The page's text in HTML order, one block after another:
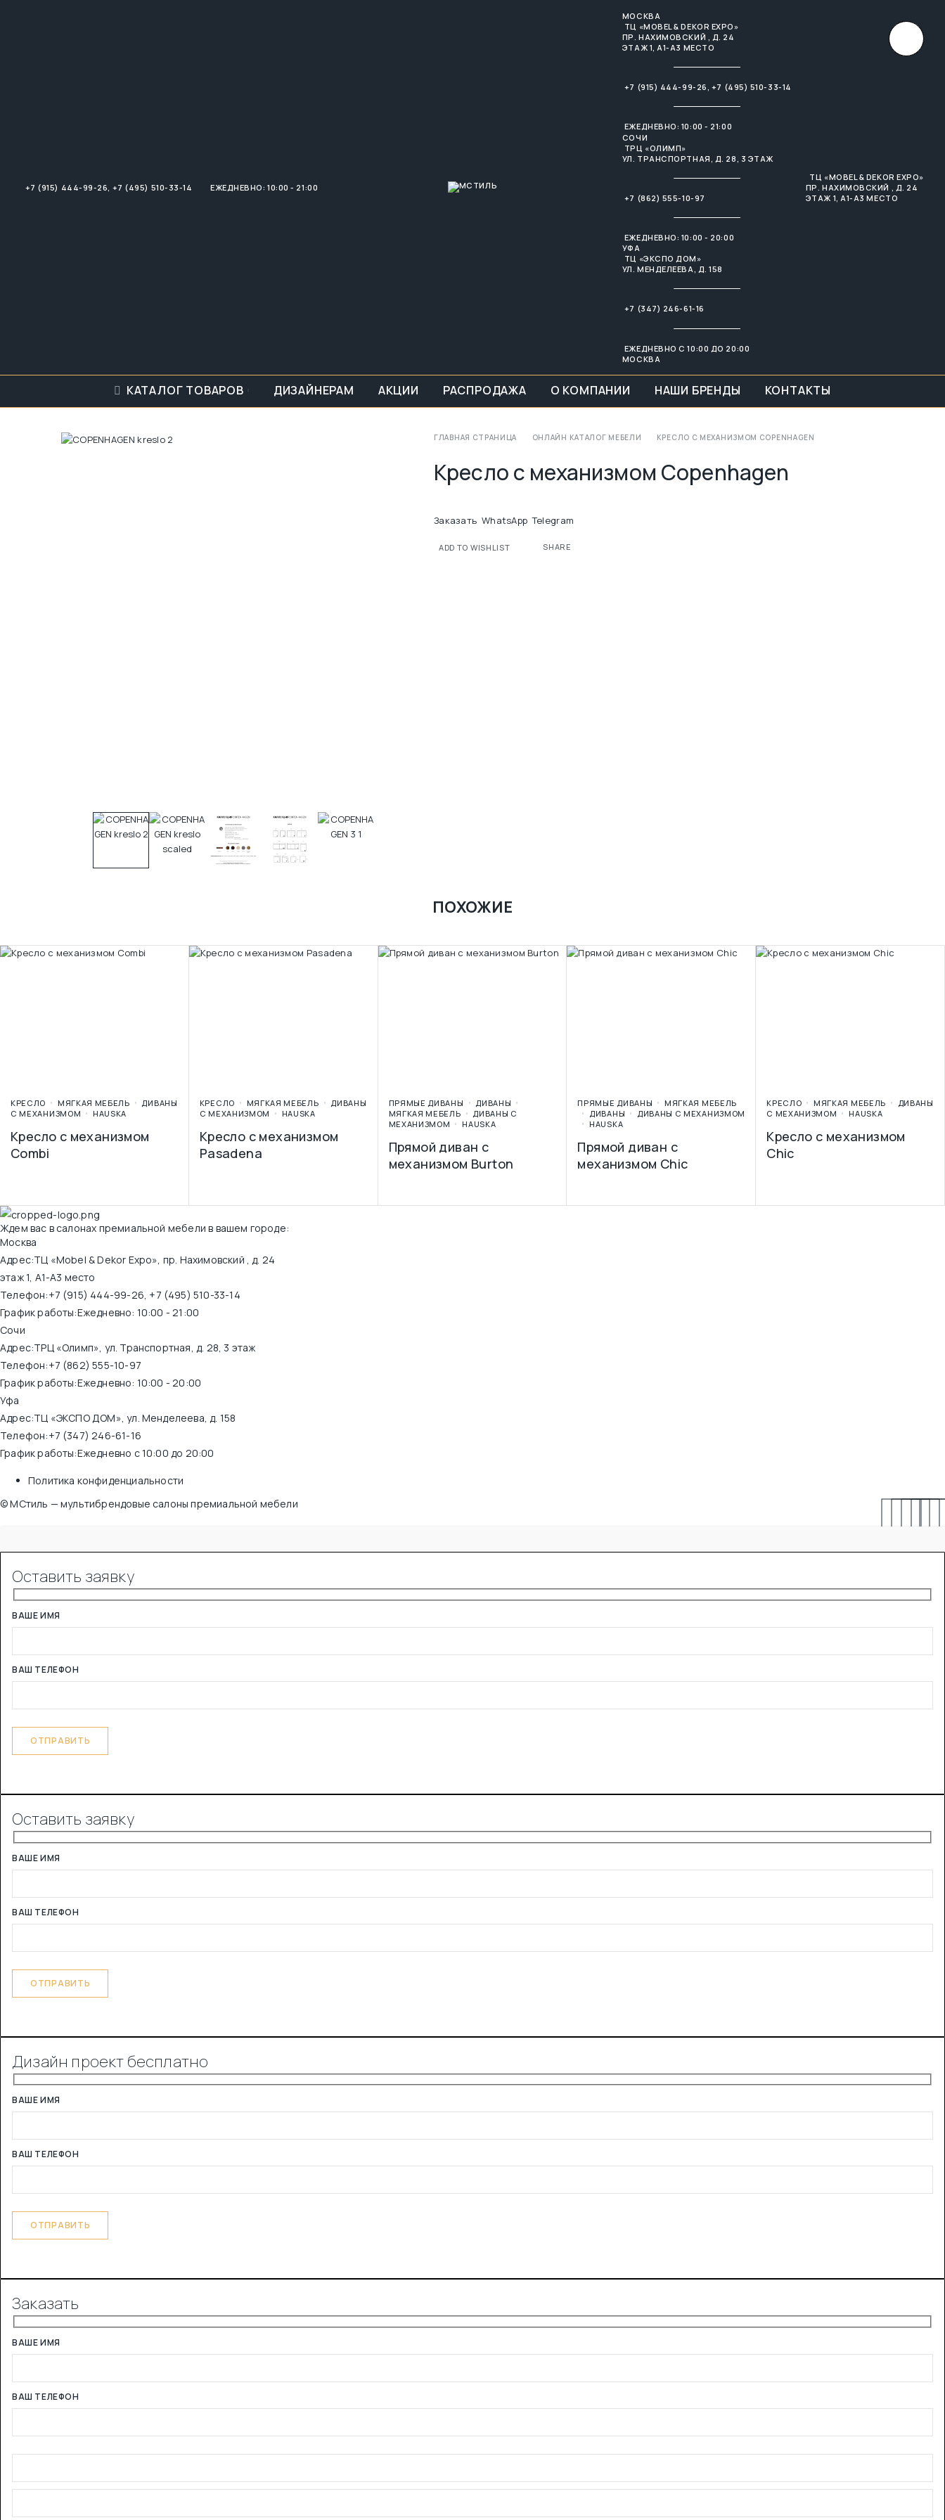
+7 (915) 444-99-26 +7 (495) 510-33-14 ЕЖЕДНЕВНО: 10:00 - 21:00
МОСКВА
ТЦ «MOBEL & DEKOR EXPO»
ПР. НАХИМОВСКИЙ , Д. 24
ЭТАЖ 1, А1-А3 МЕСТО
+7 (915) 444-99-26, +7 (495) 510-33-14
ЕЖЕДНЕВНО: 10:00 - 21:00
СОЧИ
ТРЦ «ОЛИМП»
УЛ. ТРАНСПОРТНАЯ, Д. 28, 3 ЭТАЖ
+7 (862) 555-10-97
ЕЖЕДНЕВНО: 10:00 - 20:00
УФА
ТЦ «ЭКСПО ДОМ»
УЛ. МЕНДЕЛЕЕВА, Д. 158
+7 (347) 246-61-16
ЕЖЕДНЕВНО С 10:00 ДО 20:00
МОСКВА
ТЦ «MOBEL & DEKOR EXPO»
ПР. НАХИМОВСКИЙ , Д. 24
ЭТАЖ 1, А1-А3 МЕСТО
КАТАЛОГ ТОВАРОВ ДИЗАЙНЕРАМ АКЦИИ РАСПРОДАЖА О КОМПАНИИ НАШИ БРЕНДЫ КОНТАКТЫ
ГЛАВНАЯ СТРАНИЦА ОНЛАЙН КАТАЛОГ МЕБЕЛИ КРЕСЛО С МЕХАНИЗМОМ COPENHAGEN
Кресло с механизмом Copenhagen
Заказать WhatsApp Telegram
ADD TO WISHLIST SHARE
ПОХОЖИЕ
КРЕСЛО МЯГКАЯ МЕБЕЛЬ
ДИВАНЫ
С МЕХАНИЗМОМ
HAUSKA
Кресло с механизмом
Combi
КРЕСЛО МЯГКАЯ МЕБЕЛЬ
ДИВАНЫ
С МЕХАНИЗМОМ
HAUSKA
Кресло с механизмом
Pasadena
ПРЯМЫЕ ДИВАНЫ
ДИВАНЫ
МЯГКАЯ МЕБЕЛЬ
ДИВАНЫ С
МЕХАНИЗМОМ
HAUSKA
Прямой диван с
механизмом Burton
ПРЯМЫЕ ДИВАНЫ
МЯГКАЯ МЕБЕЛЬ
ДИВАНЫ
ДИВАНЫ С МЕХАНИЗМОМ
HAUSKA
Прямой диван с
механизмом Chic
КРЕСЛО МЯГКАЯ МЕБЕЛЬ
ДИВАНЫ
С МЕХАНИЗМОМ
HAUSKA
Кресло с механизмом
Chic
Ждем вас в салонах премиальной мебели в вашем городе:
Москва
Адрес:ТЦ «Mobel & Dekor Expo», пр. Нахимовский , д. 24
этаж 1, А1-А3 место
Телефон:+7 (915) 444-99-26, +7 (495) 510-33-14
График работы:Ежедневно: 10:00 - 21:00
Сочи
Адрес:ТРЦ «Олимп», ул. Транспортная, д. 28, 3 этаж
Телефон:+7 (862) 555-10-97
График работы:Ежедневно: 10:00 - 20:00
Уфа
Адрес:ТЦ «ЭКСПО ДОМ», ул. Менделеева, д. 158
Телефон:+7 (347) 246-61-16
График работы:Ежедневно с 10:00 до 20:00
Политика конфиденциальности
© МСтиль — мультибрендовые салоны премиальной мебели
Оставить заявку
ВАШЕ ИМЯ
ВАШ ТЕЛЕФОН
Оставить заявку
ВАШЕ ИМЯ
ВАШ ТЕЛЕФОН
Дизайн проект бесплатно
ВАШЕ ИМЯ
ВАШ ТЕЛЕФОН
Заказать
ВАШЕ ИМЯ
ВАШ ТЕЛЕФОН